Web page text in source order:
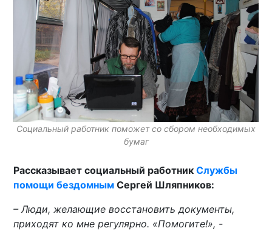
Социальный работник поможет со сбором необходимых
бумаг
Рассказывает социальный работникСлужбы
помощи бездомным Сергей Шляпников:
– Люди, желающие восстановить документы,
приходят ко мне регулярно. «Помогите!», -